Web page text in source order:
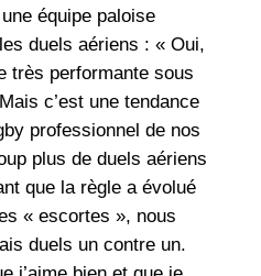
équipe paloise
duels aériens : « Oui,
très performante sous
c’est une tendance
professionnel de nos
plus de duels aériens
que la règle a évolué
« escortes », nous
duels un contre un.